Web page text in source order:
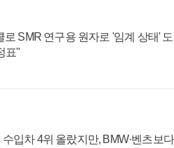
SMR 연구용 원자로 '임계 상태' 도
표"
입차 4위 올랐지만, BMW·벤츠보